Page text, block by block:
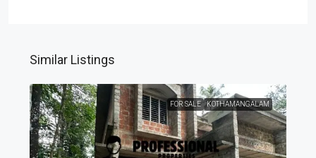
Similar Listings
FOR SALE KOTHAMANGALAM